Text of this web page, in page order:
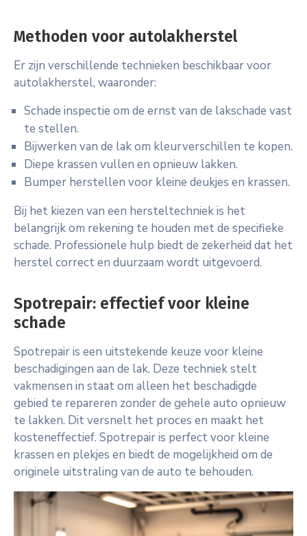
Methoden voor autolakherstel
Er zijn verschillende technieken beschikbaar voor
autolakherstel, waaronder:
Schade inspectie om de ernst van de lakschade vast
te stellen.
Bijwerken van de lak om kleurverschillen te kopen.
Diepe krassen vullen en opnieuw lakken.
Bumper herstellen voor kleine deukjes en krassen.
Bij het kiezen van een hersteltechniek is het
belangrijk om rekening te houden met de specifieke
schade. Professionele hulp biedt de zekerheid dat het
herstel correct en duurzaam wordt uitgevoerd.
Spotrepair: effectief voor kleine
schade
Spotrepair is een uitstekende keuze voor kleine
beschadigingen aan de lak. Deze techniek stelt
vakmensen in staat om alleen het beschadigde
gebied te repareren zonder de gehele auto opnieuw
te lakken. Dit versnelt het proces en maakt het
kosteneffectief. Spotrepair is perfect voor kleine
krassen en plekjes en biedt de mogelijkheid om de
originele uitstraling van de auto te behouden.